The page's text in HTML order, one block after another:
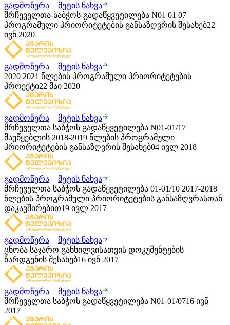
გადმოწერა
მეტის ნახვა
მრჩეველთა-საბჭოს-გადაწყვეტილება N01 01 07
პროგრამული პრიორიტეტების განსაზღვრის შესახებ22
ივნ 2020
გადმოწერა
მეტის ნახვა
2020 2021 წლების პროგრამული პრიორიტეტების
პროექტი22 მაი 2020
გადმოწერა
მეტის ნახვა
მრჩეველთა საბჭოს გადაწყვეტილება N01-01/17
მაუწყებლის 2018-2019 წლების პროგრამული
პრიორიტეტების განსაზღვრის შესახებ04 ივლ 2018
გადმოწერა
მეტის ნახვა
მრჩეველთა საბჭოს გადაწყვეტილება 01-01/10 2017-2018
წლების პროგრამული პრიორიტეტების განსაზღვრასთან
დაკავშირებით19 ივლ 2017
გადმოწერა
მეტის ნახვა
ცნობა საჯარო განხილვისათვის დოკუმენტების
წარდგენის შესახებ16 ივნ 2017
გადმოწერა
მეტის ნახვა
მრჩეველთა საბჭოს გადაწყვეტილება N01-01/0716 ივნ
2017